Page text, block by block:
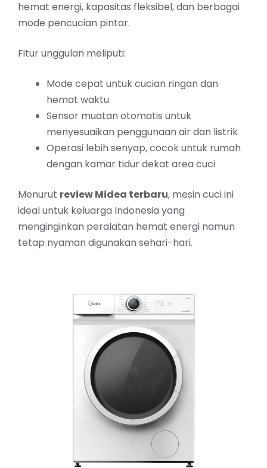
hemat energi, kapasitas fleksibel, dan berbagai
mode pencucian pintar.
Fitur unggulan meliputi:
Mode cepat untuk cucian ringan dan
hemat waktu
Sensor muatan otomatis untuk
menyesuaikan penggunaan air dan listrik
Operasi lebih senyap, cocok untuk rumah
dengan kamar tidur dekat area cuci
Menurut review Midea terbaru, mesin cuci ini
ideal untuk keluarga Indonesia yang
menginginkan peralatan hemat energi namun
tetap nyaman digunakan sehari-hari.